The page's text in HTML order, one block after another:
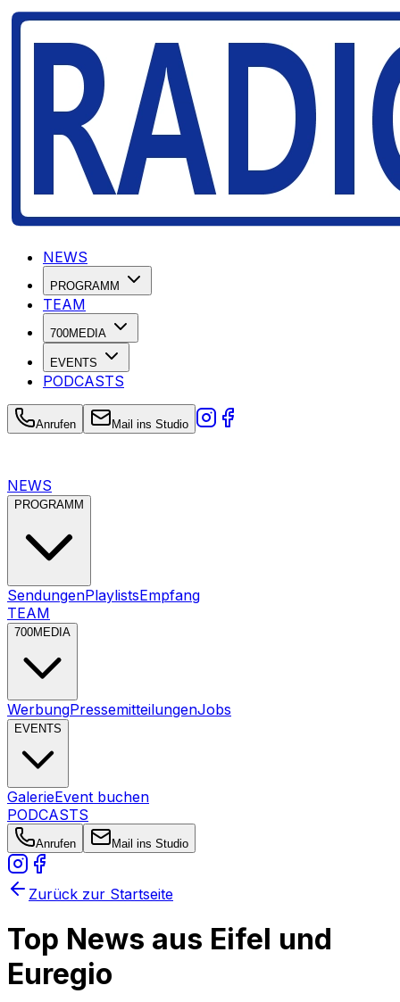
NEWS
PROGRAMM
TEAM
700MEDIA
EVENTS
PODCASTS
Anrufen Mail ins Studio
NEWS
PROGRAMM
SendungenPlaylistsEmpfang
TEAM
700MEDIA
WerbungPressemitteilungenJobs
EVENTS
GalerieEvent buchen
PODCASTS
Anrufen Mail ins Studio
Zurück zur Startseite
Top News aus Eifel und
Euregio